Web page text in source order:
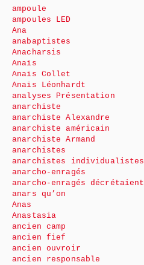
ampoule
ampoules LED
Ana
anabaptistes
Anacharsis
Anaïs
Anaïs Collet
Anaïs Léonhardt
analyses Présentation
anarchiste
anarchiste Alexandre
anarchiste américain
anarchiste Armand
anarchistes
anarchistes individualistes
anarcho-enragés
anarcho-enragés décrétaient
anars qu’on
Anas
Anastasia
ancien camp
ancien fief
ancien ouvroir
ancien responsable